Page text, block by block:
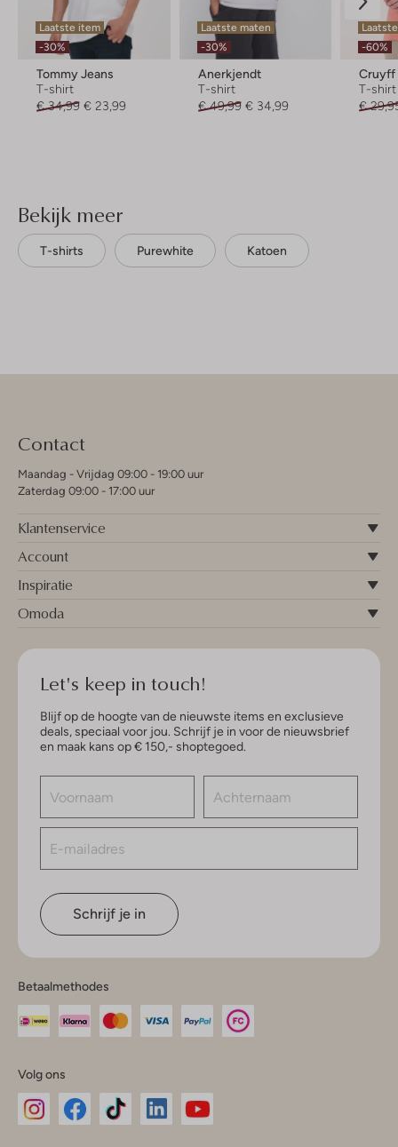
Laatste item
-30%
Tommy Jeans
T-shirt
€ 34,99 € 23,99
Laatste maten
-30%
Anerkjendt
T-shirt
€ 49,99 € 34,99
-60%
Cruyff
T-shirt
€
Bekijk meer
T-shirts Purewhite Katoen
Contact
Maandag - Vrijdag 09:00 - 19:00 uur
Zaterdag 09:00 - 17:00 uur
Klantenservice
Account
Inspiratie
Omoda
Let's keep in touch!
Blijf op de hoogte van de nieuwste items en exclusieve
deals, speciaal voor jou. Schrijf je in voor de nieuwsbrief
en maak kans op € 150,- shoptegoed.
Schrijf je in
Betaalmethodes
Volg ons